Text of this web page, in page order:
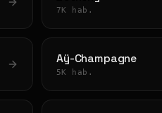
7K hab.
Aÿ-Champagne
5K hab.